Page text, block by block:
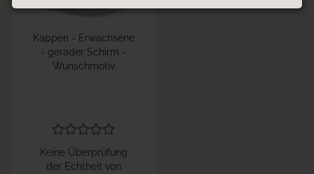
Kappen - Erwachsene
- gerader Schirm -
Wunschmotiv
Keine Überprüfung
der Echtheit von